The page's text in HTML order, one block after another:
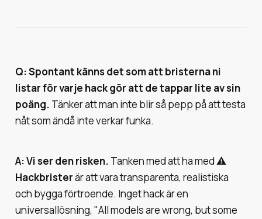
Q: Spontant känns det som att bristerna ni
listar för varje hack gör att de tappar lite av sin
poäng. Tänker att man inte blir så pepp på att testa
nåt som ändå inte verkar funka.
A: Vi ser den risken. Tanken med att ha med⚠️
Hackbristerär att vara transparenta, realistiska
och bygga förtroende. Inget hack är en
universallösning, "All models are wrong, but some